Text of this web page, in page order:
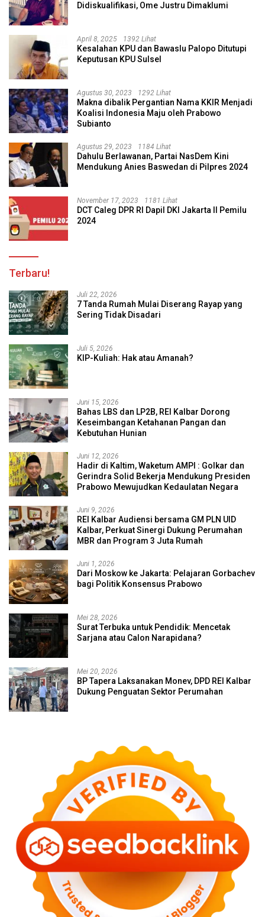
Didiskualifikasi, Ome Justru Dimaklumi
April 8, 2025 1392 Lihat
Kesalahan KPU dan Bawaslu Palopo Ditutupi
Keputusan KPU Sulsel
Agustus 30, 2023 1292 Lihat
Makna dibalik Pergantian Nama KKIR Menjadi
Koalisi Indonesia Maju oleh Prabowo
Subianto
Agustus 29, 2023 1184 Lihat
Dahulu Berlawanan, Partai NasDem Kini
Mendukung Anies Baswedan di Pilpres 2024
November 17, 2023 1181 Lihat
DCT Caleg DPR RI Dapil DKI Jakarta II Pemilu
2024
Terbaru!
Juli 22, 2026
7 Tanda Rumah Mulai Diserang Rayap yang
Sering Tidak Disadari
Juli 5, 2026
KIP-Kuliah: Hak atau Amanah?
Juni 15, 2026
Bahas LBS dan LP2B, REI Kalbar Dorong
Keseimbangan Ketahanan Pangan dan
Kebutuhan Hunian
Juni 12, 2026
Hadir di Kaltim, Waketum AMPI : Golkar dan
Gerindra Solid Bekerja Mendukung Presiden
Prabowo Mewujudkan Kedaulatan Negara
Juni 9, 2026
REI Kalbar Audiensi bersama GM PLN UID
Kalbar, Perkuat Sinergi Dukung Perumahan
MBR dan Program 3 Juta Rumah
Juni 1, 2026
Dari Moskow ke Jakarta: Pelajaran Gorbachev
bagi Politik Konsensus Prabowo
Mei 28, 2026
Surat Terbuka untuk Pendidik: Mencetak
Sarjana atau Calon Narapidana?
Mei 20, 2026
BP Tapera Laksanakan Monev, DPD REI Kalbar
Dukung Penguatan Sektor Perumahan